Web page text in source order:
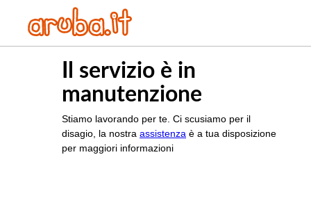
Il servizio è in
manutenzione
Stiamo lavorando per te. Ci scusiamo per il
disagio, la nostra assistenza è a tua disposizione
per maggiori informazioni